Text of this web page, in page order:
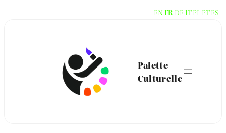
Palette
Culturelle
EN FR DE ITPL PTES